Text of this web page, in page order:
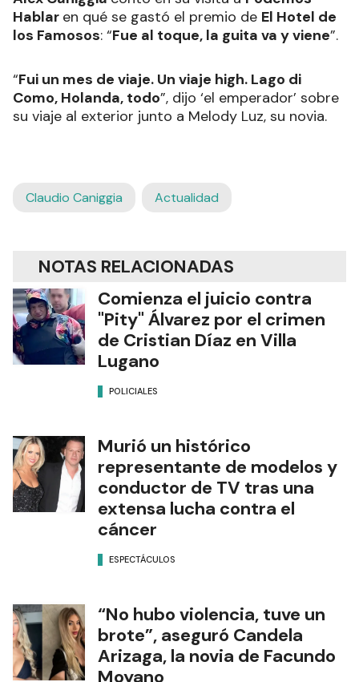
Hablar en qué se gastó el premio de El Hotel de
los Famosos: “Fue al toque, la guita va y viene”.
“Fui un mes de viaje. Un viaje high. Lago di
Como, Holanda, todo”, dijo ‘el emperador’ sobre
su viaje al exterior junto a Melody Luz, su novia.
Claudio Caniggia Actualidad
NOTAS RELACIONADAS
Comienza el juicio contra
"Pity" Álvarez por el crimen
de Cristian Díaz en Villa
Lugano
POLICIALES
Murió un histórico
representante de modelos y
conductor de TV tras una
extensa lucha contra el
cáncer
ESPECTÁCULOS
“No hubo violencia, tuve un
brote”, aseguró Candela
Arizaga, la novia de Facundo
Moyano